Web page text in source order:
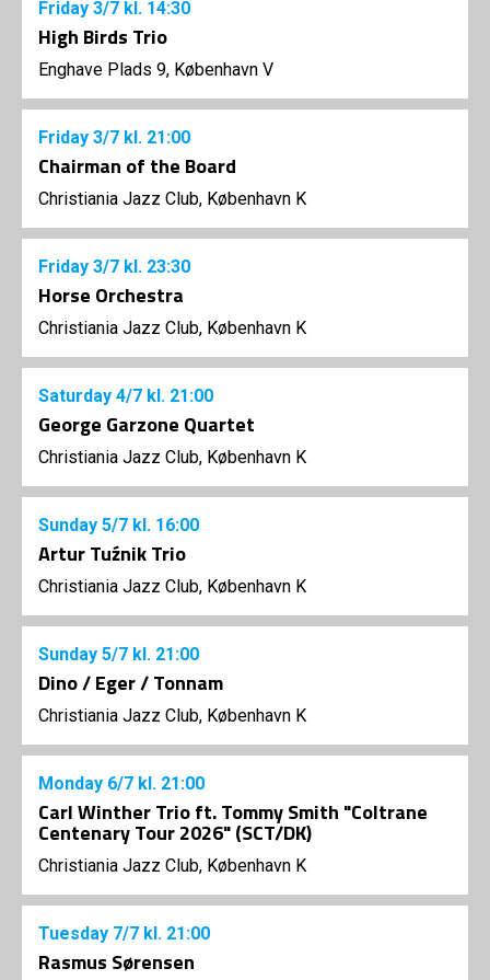
Friday 3/7 kl. 14:30
High Birds Trio
Enghave Plads 9, København V
Friday 3/7 kl. 21:00
Chairman of the Board
Christiania Jazz Club, København K
Friday 3/7 kl. 23:30
Horse Orchestra
Christiania Jazz Club, København K
Saturday 4/7 kl. 21:00
George Garzone Quartet
Christiania Jazz Club, København K
Sunday 5/7 kl. 16:00
Artur Tuźnik Trio
Christiania Jazz Club, København K
Sunday 5/7 kl. 21:00
Dino / Eger / Tonnam
Christiania Jazz Club, København K
Monday 6/7 kl. 21:00
Carl Winther Trio ft. Tommy Smith "Coltrane
Centenary Tour 2026" (SCT/DK)
Christiania Jazz Club, København K
Tuesday 7/7 kl. 21:00
Rasmus Sørensen